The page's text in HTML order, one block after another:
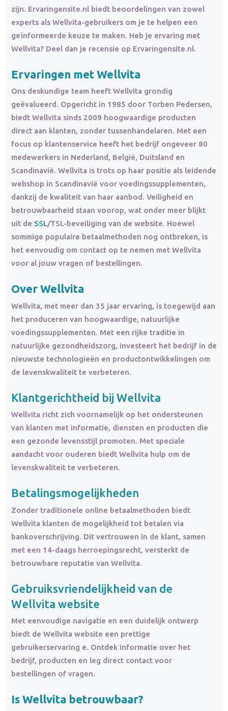
zijn. Ervaringensite.nl biedt beoordelingen van zowel
experts als Wellvita-gebruikers om je te helpen een
geïnformeerde keuze te maken. Heb je ervaring met
Wellvita? Deel dan je recensie op Ervaringensite.nl.
Ervaringen met Wellvita
Ons deskundige team heeft Wellvita grondig
geëvalueerd. Opgericht in 1985 door Torben Pedersen,
biedt Wellvita sinds 2009 hoogwaardige producten
direct aan klanten, zonder tussenhandelaren. Met een
focus op klantenservice heeft het bedrijf ongeveer 80
medewerkers in Nederland, België, Duitsland en
Scandinavië. Wellvita is trots op haar positie als leidende
webshop in Scandinavië voor voedingssupplementen,
dankzij de kwaliteit van haar aanbod. Veiligheid en
betrouwbaarheid staan voorop, wat onder meer blijkt
uit de SSL/TSL-beveiliging van de website. Hoewel
sommige populaire betaalmethoden nog ontbreken, is
het eenvoudig om contact op te nemen met Wellvita
voor al jouw vragen of bestellingen.
Over Wellvita
Wellvita, met meer dan 35 jaar ervaring, is toegewijd aan
het produceren van hoogwaardige, natuurlijke
voedingssupplementen. Met een rijke traditie in
natuurlijke gezondheidszorg, investeert het bedrijf in de
nieuwste technologieën en productontwikkelingen om
de levenskwaliteit te verbeteren.
Klantgerichtheid bij Wellvita
Wellvita richt zich voornamelijk op het ondersteunen
van klanten met informatie, diensten en producten die
een gezonde levensstijl promoten. Met speciale
aandacht voor ouderen biedt Wellvita hulp om de
levenskwaliteit te verbeteren.
Betalingsmogelijkheden
Zonder traditionele online betaalmethoden biedt
Wellvita klanten de mogelijkheid tot betalen via
bankoverschrijving. Dit vertrouwen in de klant, samen
met een 14-daags herroepingsrecht, versterkt de
betrouwbare reputatie van Wellvita.
Gebruiksvriendelijkheid van de
Wellvita website
Met eenvoudige navigatie en een duidelijk ontwerp
biedt de Wellvita website een prettige
gebruikerservaring e. Ontdek informatie over het
bedrijf, producten en leg direct contact voor
bestellingen of vragen.
Is Wellvita betrouwbaar?